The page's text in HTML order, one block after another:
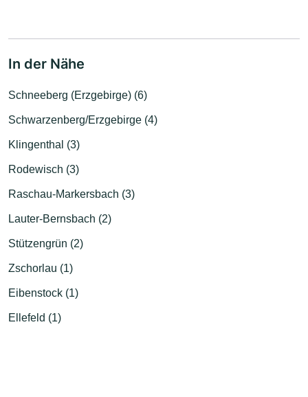
In der Nähe
Schneeberg (Erzgebirge) (6)
Schwarzenberg/Erzgebirge (4)
Klingenthal (3)
Rodewisch (3)
Raschau-Markersbach (3)
Lauter-Bernsbach (2)
Stützengrün (2)
Zschorlau (1)
Eibenstock (1)
Ellefeld (1)